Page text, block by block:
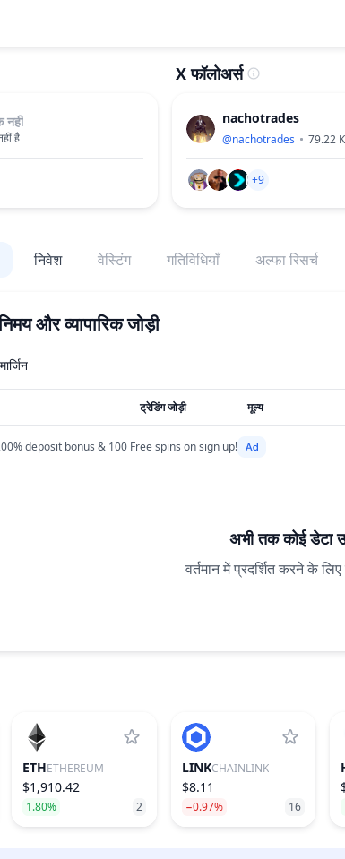
नहीं
है
X फॉलोअर्स
nachotrades
@nachotrades 79.22 K
+9
निवेश वेस्टिंग गतिविधियाँ अल्फा रिसर्च
और व्यापारिक जोड़ी
मार्जिन
ट्रेडिंग जोड़ी मूल्य
deposit bonus & 100 Free spins on sign up!
अभी तक कोई डेटा
वर्तमान में प्रदर्शित करने के
ETHETHEREUM
$1,910.42
1.80% 2
LINKCHAINLINK
$8.11
−0.97% 16